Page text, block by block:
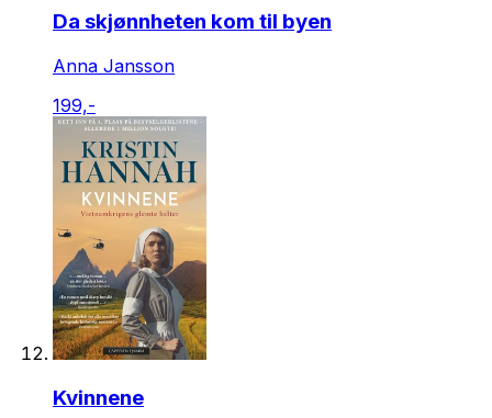
Da skjønnheten kom til byen
Anna Jansson
199,-
Kvinnene